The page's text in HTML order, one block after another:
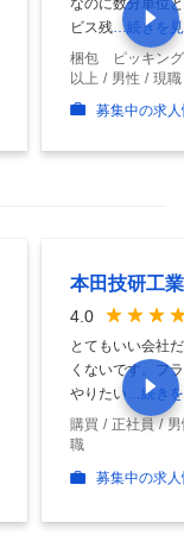
ビス残 …続きを
梱包 ピッキング
以上
男性
現職
募集中の求
本田技研工
4.0
とてもいい会社
くないです。フ
やりたい …続き
購買
正社員
職
募集中の求